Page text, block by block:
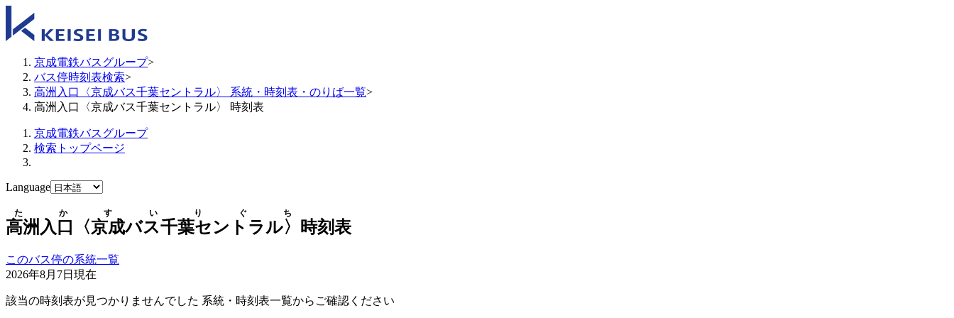
京成電鉄バスグループ>
バス停時刻表検索>
高洲入口〈京成バス千葉セントラル〉 系統・時刻表・のりば一覧>
高洲入口〈京成バス千葉セントラル〉 時刻表
京成電鉄バスグループ
検索トップページ
Language
高洲入口〈京成バス千葉セントラル〉
たかすいりぐち
時刻表
このバス停の系統一覧
2026年8月7日 現在
該当の時刻表が見つかりませんでした 系統・時刻表一覧からご確認ください